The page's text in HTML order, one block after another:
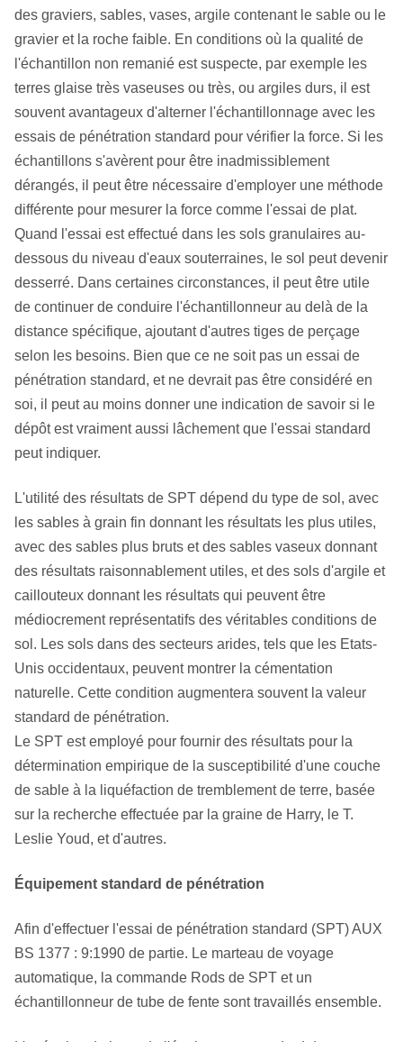
des graviers, sables, vases, argile contenant le sable ou le
gravier et la roche faible. En conditions où la qualité de
l'échantillon non remanié est suspecte, par exemple les
terres glaise très vaseuses ou très, ou argiles durs, il est
souvent avantageux d'alterner l'échantillonnage avec les
essais de pénétration standard pour vérifier la force. Si les
échantillons s'avèrent pour être inadmissiblement
dérangés, il peut être nécessaire d'employer une méthode
différente pour mesurer la force comme l'essai de plat.
Quand l'essai est effectué dans les sols granulaires au-
dessous du niveau d'eaux souterraines, le sol peut devenir
desserré. Dans certaines circonstances, il peut être utile
de continuer de conduire l'échantillonneur au delà de la
distance spécifique, ajoutant d'autres tiges de perçage
selon les besoins. Bien que ce ne soit pas un essai de
pénétration standard, et ne devrait pas être considéré en
soi, il peut au moins donner une indication de savoir si le
dépôt est vraiment aussi lâchement que l'essai standard
peut indiquer.
L'utilité des résultats de SPT dépend du type de sol, avec
les sables à grain fin donnant les résultats les plus utiles,
avec des sables plus bruts et des sables vaseux donnant
des résultats raisonnablement utiles, et des sols d'argile et
caillouteux donnant les résultats qui peuvent être
médiocrement représentatifs des véritables conditions de
sol. Les sols dans des secteurs arides, tels que les Etats-
Unis occidentaux, peuvent montrer la cémentation
naturelle. Cette condition augmentera souvent la valeur
standard de pénétration.
Le SPT est employé pour fournir des résultats pour la
détermination empirique de la susceptibilité d'une couche
de sable à la liquéfaction de tremblement de terre, basée
sur la recherche effectuée par la graine de Harry, le T.
Leslie Youd, et d'autres.
Équipement standard de pénétration
Afin d'effectuer l'essai de pénétration standard (SPT) AUX
BS 1377 : 9:1990 de partie. Le marteau de voyage
automatique, la commande Rods de SPT et un
échantillonneur de tube de fente sont travaillés ensemble.